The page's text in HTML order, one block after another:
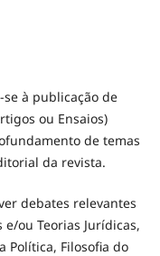
à publicação de
ou Ensaios)
de temas
da revista.
debates relevantes
ou Teorias Jurídicas,
Política, Filosofia do